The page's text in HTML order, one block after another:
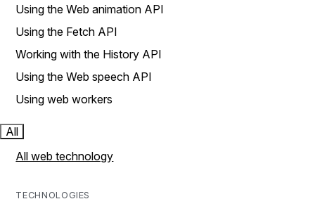
Using the Web animation API
Using the Fetch API
Working with the History API
Using the Web speech API
Using web workers
All
All web technology
TECHNOLOGIES